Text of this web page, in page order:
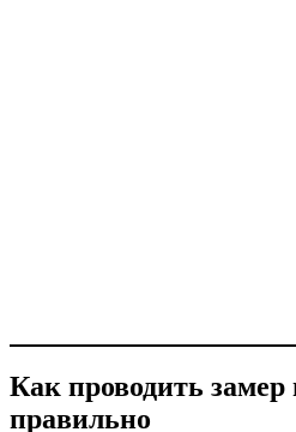
Как проводить замер
правильно